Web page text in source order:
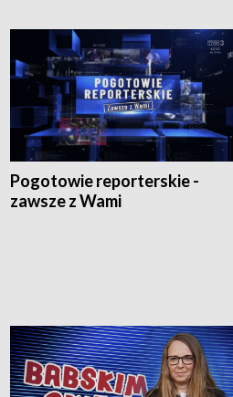
Pogotowie reporterskie -
zawsze z Wami